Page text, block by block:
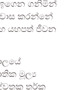
ඉගෙන ගනිමින්
කරන්නේ
යහපත් ජීවන
මූල්‍ය
තර්ක